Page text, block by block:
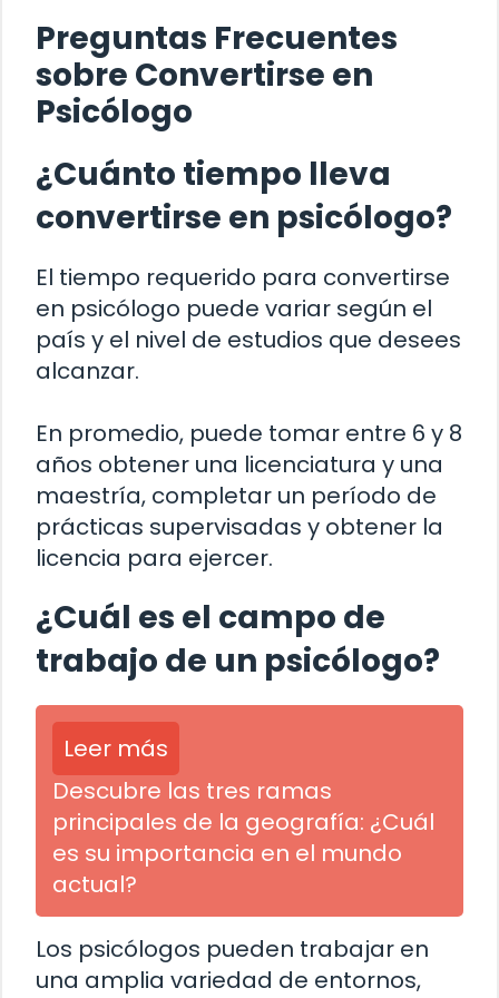
Preguntas Frecuentes
sobre Convertirse en
Psicólogo
¿Cuánto tiempo lleva
convertirse en psicólogo?
El tiempo requerido para convertirse
en psicólogo puede variar según el
país y el nivel de estudios que desees
alcanzar.
En promedio, puede tomar entre 6 y 8
años obtener una licenciatura y una
maestría, completar un período de
prácticas supervisadas y obtener la
licencia para ejercer.
¿Cuál es el campo de
trabajo de un psicólogo?
Leer más
Descubre las tres ramas
principales de la geografía: ¿Cuál
es su importancia en el mundo
actual?
Los psicólogos pueden trabajar en
una amplia variedad de entornos,